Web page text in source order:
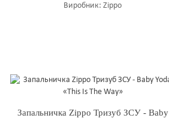
Виробник:Zippo
Запальничка Zippo Тризуб ЗСУ - Baby